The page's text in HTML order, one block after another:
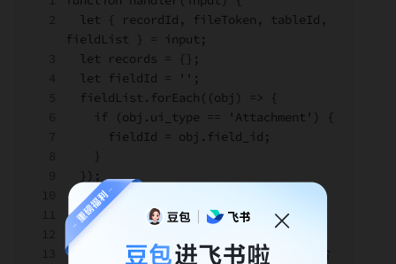
  let { recordId, fileToken, tableId,
fieldList } = input;
  let records = {};
  let fieldId = '';
  fieldList.forEach((obj) => {
    if (obj.ui_type == 'Attachment') {
      fieldId = obj.field_id;
    }
  });
  let extra = {
    bitablePerm: {
      tableId: tableId, // 你需要设置合